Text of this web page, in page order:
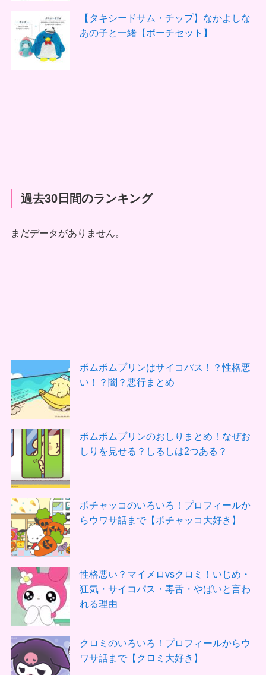
【タキシードサム・チップ】なかよしな
あの子と一緒【ポーチセット】
過去30日間のランキング
まだデータがありません。
ポムポムプリンはサイコパス！？性格悪
い！？闇？悪行まとめ
ポムポムプリンのおしりまとめ！なぜお
しりを見せる？しるしは2つある？
ポチャッコのいろいろ！プロフィールか
らウワサ話まで【ポチャッコ大好き】
性格悪い？マイメロvsクロミ！いじめ・
狂気・サイコパス・毒舌・やばいと言わ
れる理由
クロミのいろいろ！プロフィールからウ
ワサ話まで【クロミ大好き】